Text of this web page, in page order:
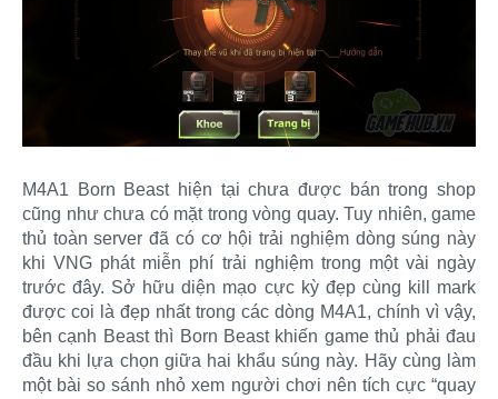
M4A1 Born Beast hiện tại chưa được bán trong shop
cũng như chưa có mặt trong vòng quay. Tuy nhiên, game
thủ toàn server đã có cơ hội trải nghiệm dòng súng này
khi VNG phát miễn phí trải nghiệm trong một vài ngày
trước đây. Sở hữu diện mạo cực kỳ đẹp cùng kill mark
được coi là đẹp nhất trong các dòng M4A1, chính vì vậy,
bên cạnh Beast thì Born Beast khiến game thủ phải đau
đầu khi lựa chọn giữa hai khẩu súng này. Hãy cùng làm
một bài so sánh nhỏ xem người chơi nên tích cực “quay